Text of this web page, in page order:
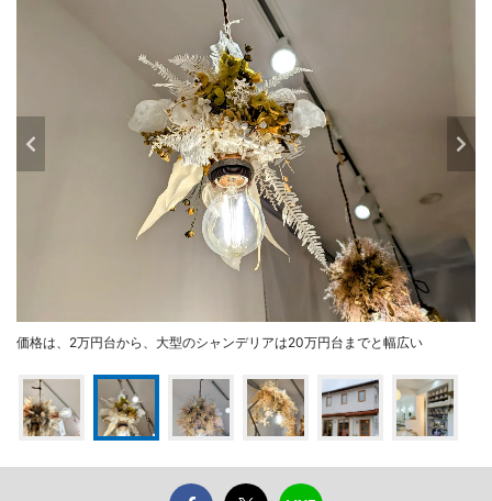
価格は、2万円台から、大型のシャンデリアは20万円台までと幅広い